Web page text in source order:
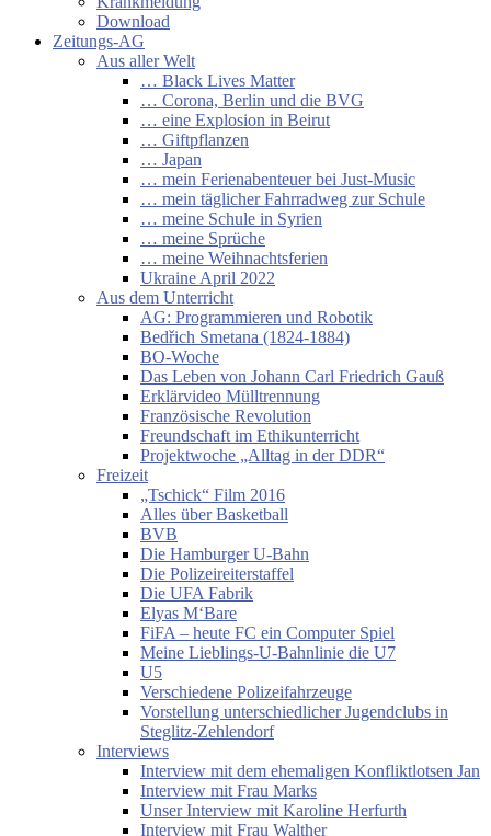
Download
Zeitungs-AG
Aus aller Welt
… Black Lives Matter
… Corona, Berlin und die BVG
… eine Explosion in Beirut
… Giftpflanzen
… Japan
… mein Ferienabenteuer bei Just-Music
… mein täglicher Fahrradweg zur Schule
… meine Schule in Syrien
… meine Sprüche
… meine Weihnachtsferien
Ukraine April 2022
Aus dem Unterricht
AG: Programmieren und Robotik
Bedřich Smetana (1824-1884)
BO-Woche
Das Leben von Johann Carl Friedrich Gauß
Erklärvideo Mülltrennung
Französische Revolution
Freundschaft im Ethikunterricht
Projektwoche „Alltag in der DDR“
Freizeit
„Tschick“ Film 2016
Alles über Basketball
BVB
Die Hamburger U-Bahn
Die Polizeireiterstaffel
Die UFA Fabrik
Elyas M‘Bare
FiFA – heute FC ein Computer Spiel
Meine Lieblings-U-Bahnlinie die U7
U5
Verschiedene Polizeifahrzeuge
Vorstellung unterschiedlicher Jugendclubs in
Steglitz-Zehlendorf
Interviews
Interview mit dem ehemaligen Konfliktlotsen Jan
Interview mit Frau Marks
Unser Interview mit Karoline Herfurth
Interview mit Frau Walther